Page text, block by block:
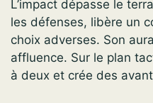
L’impact dépasse le
les défenses, libère un
choix adverses. Son
affluence. Sur le plan
à deux et crée des